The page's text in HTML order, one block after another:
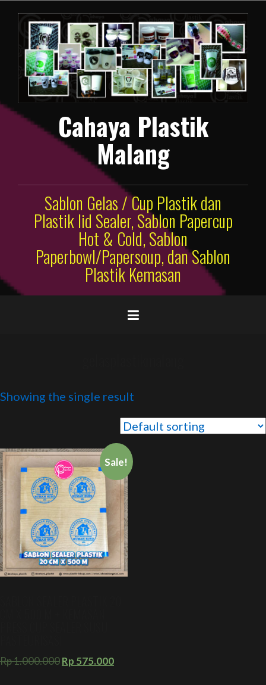
konten
Cahaya Plastik
Malang
Sablon Gelas / Cup Plastik dan
Plastik lid Sealer, Sablon Papercup
Hot & Cold, Sablon
Paperbowl/Papersoup, dan Sablon
Plastik Kemasan
Showing the single result
Sale!
Rp1.000.000Rp 575.000